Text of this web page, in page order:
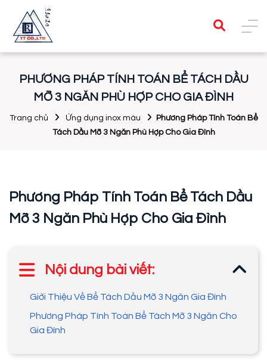
PHƯƠNG PHÁP TÍNH TOÁN BỂ TÁCH DẦU
MỠ 3 NGĂN PHÙ HỢP CHO GIA ĐÌNH
Trang chủ Ứng dụng inox màu
Phương Pháp Tính Toán Bể
Tách Dầu Mỡ 3 Ngăn Phù Hợp Cho Gia Đình
Phương Pháp Tính Toán Bể Tách Dầu
Mỡ 3 Ngăn Phù Hợp Cho Gia Đình
Nội dung bài viết:
Giới Thiệu Về Bể Tách Dầu Mỡ 3 Ngăn Gia Đình
Phương Pháp Tính Toán Bể Tách Mỡ 3 Ngăn Cho
Gia Đình